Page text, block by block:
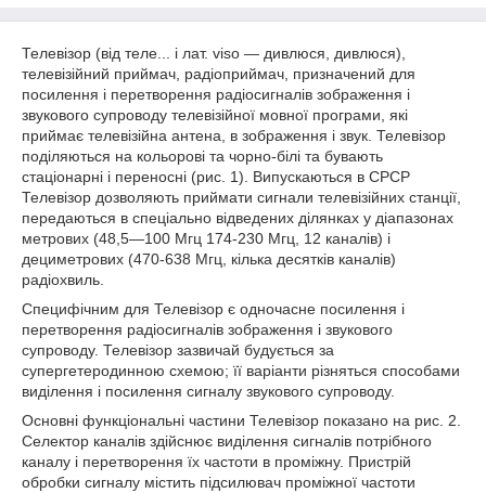
Телевізор (від теле... і лат. viso — дивлюся, дивлюся),
телевізійний приймач, радіоприймач, призначений для
посилення і перетворення радіосигналів зображення і
звукового супроводу телевізійної мовної програми, які
приймає телевізійна антена, в зображення і звук. Телевізор
поділяються на кольорові та чорно-білі та бувають
стаціонарні і переносні (рис. 1). Випускаються в СРСР
Телевізор дозволяють приймати сигнали телевізійних станції,
передаються в спеціально відведених ділянках у діапазонах
метрових (48,5—100 Мгц 174-230 Мгц, 12 каналів) і
дециметрових (470-638 Мгц, кілька десятків каналів)
радіохвиль.
Специфічним для Телевізор є одночасне посилення і
перетворення радіосигналів зображення і звукового
супроводу. Телевізор зазвичай будується за
супергетеродинною схемою; її варіанти різняться способами
виділення і посилення сигналу звукового супроводу.
Основні функціональні частини Телевізор показано на рис. 2.
Селектор каналів здійснює виділення сигналів потрібного
каналу і перетворення їх частоти в проміжну. Пристрій
обробки сигналу містить підсилювач проміжної частоти